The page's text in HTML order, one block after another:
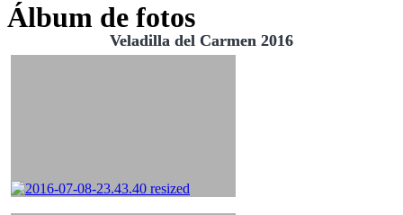
Álbum de fotos
Veladilla del Carmen 2016